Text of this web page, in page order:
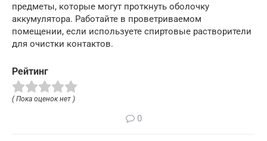
предметы, которые могут проткнуть оболочку
аккумулятора. Работайте в проветриваемом
помещении, если используете спиртовые растворители
для очистки контактов.
Рейтинг
( Пока оценок нет )
0